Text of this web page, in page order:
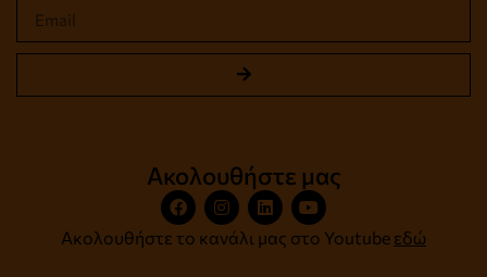
Ακολουθήστε μας
Ακολουθήστε το κανάλι μας στο Youtube εδώ